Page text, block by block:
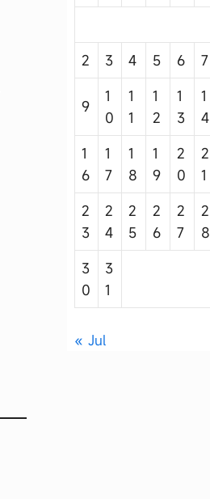
2
3 4 5 6 7
9
1
0
1
1
1
2
1
3
1
4
1
6
1
7
1
8
1
9
2
0
2
1
2
3
2
4
2
5
2
6
2
7
2
8
3
0
3
1
« Jul